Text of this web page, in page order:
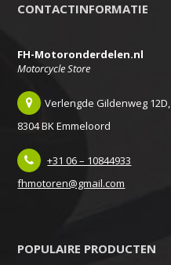
CONTACTINFORMATIE
FH-Motoronderdelen.nl
Motorcycle Store
Verlengde Gildenweg 12D,
8304 BK Emmeloord
+31 06 – 10844933
fhmotoren@gmail.com
POPULAIRE PRODUCTEN